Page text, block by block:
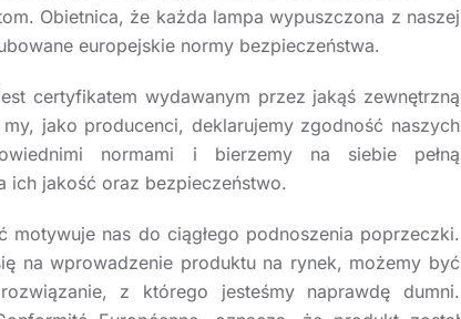
Obietnica, że każda lampa wypuszczona z naszej
europejskie normy bezpieczeństwa.
certyfikatem wydawanym przez jakąś zewnętrzną
jako producenci, deklarujemy zgodność naszych
normami i bierzemy na siebie pełną
ich jakość oraz bezpieczeństwo.
motywuje nas do ciągłego podnoszenia poprzeczki.
na wprowadzenie produktu na rynek, możemy być
z którego jesteśmy naprawdę dumni.